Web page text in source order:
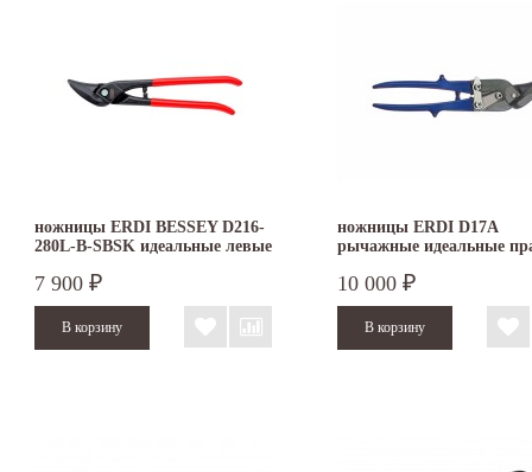
ножницы ERDI BESSEY D216-
280L-B-SBSK идеальные левые
7 900 ₽
ножницы ERDI D17A
рычажные идеальные
10 000 ₽